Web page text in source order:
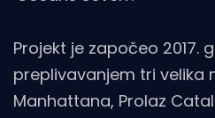
Projekt je započeo 2017.
preplivavanjem tri velika
Manhattana, Prolaz